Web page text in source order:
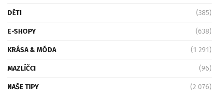
DĚTI (385)
E-SHOPY (638)
KRÁSA & MÓDA (1 291)
MAZLÍČCI (96)
NAŠE TIPY (2 076)